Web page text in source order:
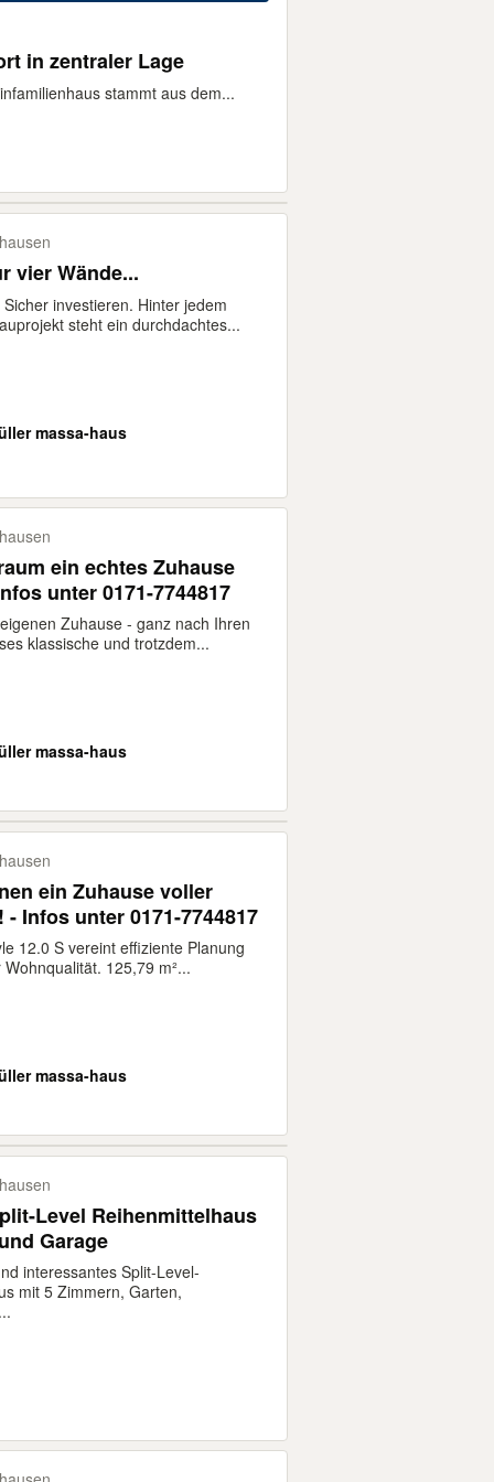
in zentraler Lage
stammt aus dem...
vier Wände...
investieren. Hinter jedem
steht ein durchdachtes...
massa-haus
ein echtes Zuhause
unter 0171-7744817
Zuhause - ganz nach Ihren
klassische und trotzdem...
massa-haus
ein Zuhause voller
Infos unter 0171-7744817
12.0 S vereint effiziente Planung
125,79 m²...
massa-haus
Level Reihenmittelhaus
Garage
interessantes Split-Level-
mit 5 Zimmern, Garten,